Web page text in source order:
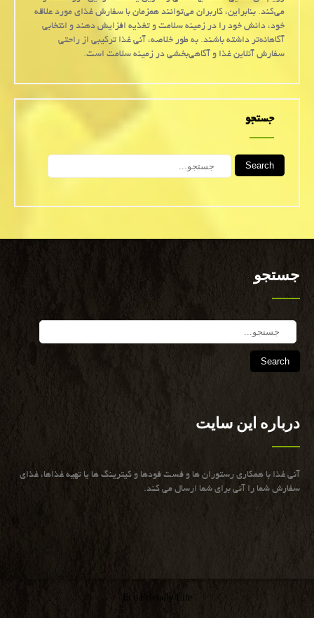
می‌کند. بنابراین، کاربران می‌توانند همزمان با سفارش غذای مورد علاقه
خود، دانش خود را در زمینه سلامت و تغذیه افزایش دهند و انتخابی
آگاهانه‌تر داشته باشند. به طور خلاصه، آنی غذا ترکیبی از راحتی
سفارش آنلاین غذا و آگاهی‌بخشی در زمینه سلامت است.
جستجو
Search
جستجو
درباره این سایت
آنی غذا با همكاری رستوران ها و فست فودها و كیترینگ ها یا تهیه غذاها، غذای
سفارش شما را آنی برای شما ارسال می كند.
Eco Friendly Lite